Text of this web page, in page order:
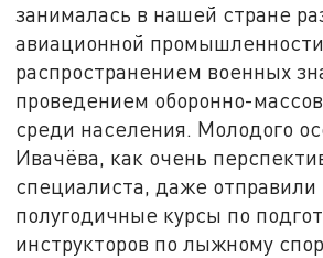
занималась в нашей стране
авиационной
распространением военных
проведением оборонно-
среди населения. Молодого
Ивачёва, как очень
специалиста, даже отправили
полугодичные курсы по
инструкторов по лыжному